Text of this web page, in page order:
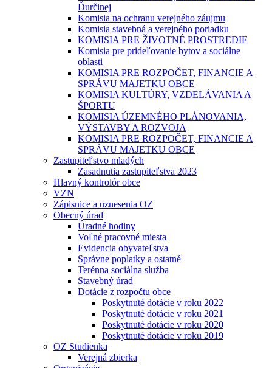
Ďurčinej
Komisia na ochranu verejného záujmu
Komisia stavebná a verejného poriadku
KOMISIA PRE ŽIVOTNÉ PROSTREDIE
Komisia pre prideľovanie bytov a sociálne
oblasti
KOMISIA PRE ROZPOČET, FINANCIE A
SPRÁVU MAJETKU OBCE
KOMISIA KULTÚRY, VZDELÁVANIA A
ŠPORTU
KOMISIA ÚZEMNÉHO PLÁNOVANIA,
VÝSTAVBY A ROZVOJA
KOMISIA PRE ROZPOČET, FINANCIE A
SPRÁVU MAJETKU OBCE
Zastupiteľstvo mladých
Zasadnutia zastupiteľstva 2023
Hlavný kontrolór obce
VZN
Zápisnice a uznesenia OZ
Obecný úrad
Úradné hodiny
Voľné pracovné miesta
Evidencia obyvateľstva
Správne poplatky a ostatné
Terénna sociálna služba
Stavebný úrad
Dotácie z rozpočtu obce
Poskytnuté dotácie v roku 2022
Poskytnuté dotácie v roku 2021
Poskytnuté dotácie v roku 2020
Poskytnuté dotácie v roku 2019
OZ Studienka
Verejná zbierka